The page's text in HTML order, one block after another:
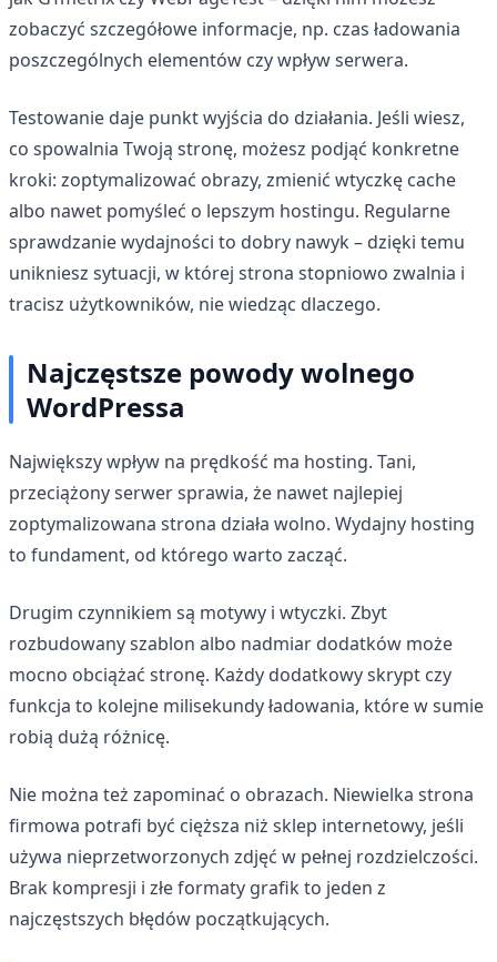
zobaczyć szczegółowe informacje, np. czas ładowania
poszczególnych elementów czy wpływ serwera.
Testowanie daje punkt wyjścia do działania. Jeśli wiesz,
co spowalnia Twoją stronę, możesz podjąć konkretne
kroki: zoptymalizować obrazy, zmienić wtyczkę cache
albo nawet pomyśleć o lepszym hostingu. Regularne
sprawdzanie wydajności to dobry nawyk – dzięki temu
unikniesz sytuacji, w której strona stopniowo zwalnia i
tracisz użytkowników, nie wiedząc dlaczego.
Najczęstsze powody wolnego
WordPressa
Największy wpływ na prędkość ma hosting. Tani,
przeciążony serwer sprawia, że nawet najlepiej
zoptymalizowana strona działa wolno. Wydajny hosting
to fundament, od którego warto zacząć.
Drugim czynnikiem są motywy i wtyczki. Zbyt
rozbudowany szablon albo nadmiar dodatków może
mocno obciążać stronę. Każdy dodatkowy skrypt czy
funkcja to kolejne milisekundy ładowania, które w sumie
robią dużą różnicę.
Nie można też zapominać o obrazach. Niewielka strona
firmowa potrafi być cięższa niż sklep internetowy, jeśli
używa nieprzetworzonych zdjęć w pełnej rozdzielczości.
Brak kompresji i złe formaty grafik to jeden z
najczęstszych błędów początkujących.